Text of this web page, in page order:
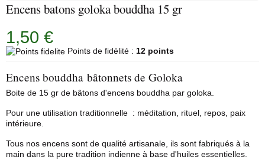
Encens batons goloka bouddha 15 gr
1,50 €
Points de fidélité : 12 points
Encens bouddha bâtonnets de Goloka
Boite de 15 gr de bâtons d'encens bouddha par goloka.
Pour une utilisation traditionnelle : méditation, rituel, repos, paix
intérieure.
Tous nos encens sont de qualité artisanale, ils sont fabriqués à la
main dans la pure tradition indienne à base d'huiles essentielles.